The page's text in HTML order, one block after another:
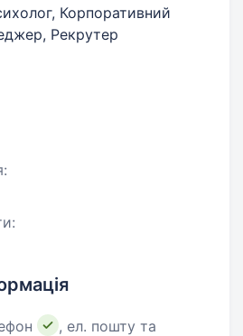
Корпоративний
Рекрутер
, ел. пошту та